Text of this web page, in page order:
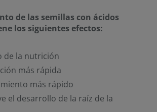
de las semillas con ácidos
los siguientes efectos:
de la nutrición
más rápida
más rápido
el desarrollo de la raíz de la